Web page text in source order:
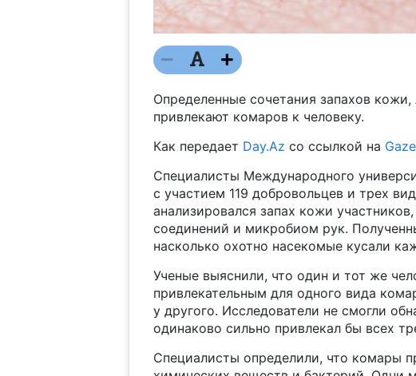
Определенные сочетания запахов
привлекают комаров к человеку.
Как передает Day.Az со ссылкой на
Специалисты Международного
с участием 119 добровольцев и трех
анализировался запах кожи
соединений и микробиом рук.
насколько охотно насекомые кусали
Ученые выяснили, что один и тот же
привлекательным для одного вида
у другого. Исследователи не смогли
одинаково сильно привлекал бы всех
Специалисты определили, что комары